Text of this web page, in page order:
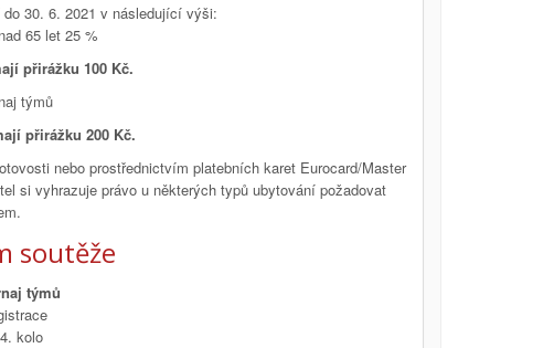
30. 6. 2021 v následující výši:
65 let 25 %
přirážku 100 Kč.
týmů
přirážku 200 Kč.
nebo prostřednictvím platebních karet Eurocard/Master
si vyhrazuje právo u některých typů ubytování požadovat
soutěže
týmů
kolo